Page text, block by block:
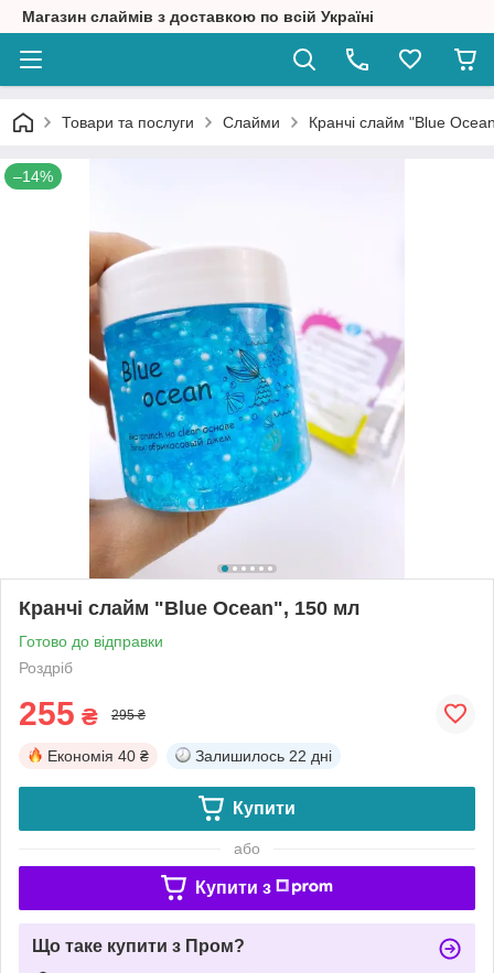
Магазин слаймів з доставкою по всій Україні
Товари та послуги Слайми Кранчі слайм "Blue
–14%
Кранчі слайм "Blue Ocean", 150 мл
Готово до відправки
Роздріб
255 ₴ 295 ₴
Економія 40 ₴ Залишилось 22 дні
Купити
або
Купити з
Що таке купити з Пром?